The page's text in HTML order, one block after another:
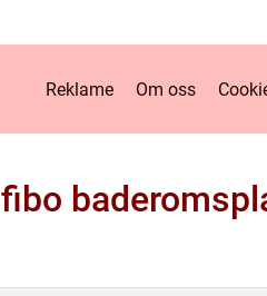
Reklame Om oss
fibo